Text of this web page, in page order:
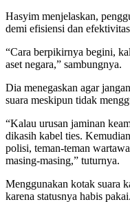
Hasyim menjelaskan,
demi efisiensi dan
“Cara berpikirnya begini,
aset negara,” sambungnya.
Dia menegaskan agar
suara meskipun tidak
“Kalau urusan jaminan
dikasih kabel ties.
polisi, teman-teman
masing-masing,” tuturnya.
Menggunakan kotak suara
karena statusnya habis pakai.